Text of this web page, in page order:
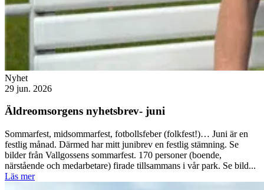
Nyhet
29 jun. 2026
Äldreomsorgens nyhetsbrev- juni
Sommarfest, midsommarfest, fotbollsfeber (folkfest!)… Juni är en
festlig månad. Därmed har mitt junibrev en festlig stämning. Se
bilder från Vallgossens sommarfest. 170 personer (boende,
närstående och medarbetare) firade tillsammans i vår park. Se bild...
Läs mer